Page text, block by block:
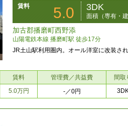
賃料 5.0 3DK
面積（専有・
加古郡播磨町西野添
山陽電鉄本線 播磨町駅 徒歩17分
JR土山駅利用圏内。オール洋室に改装さ
賃料 管理費／共益費 間取
5.0万円 -／0円